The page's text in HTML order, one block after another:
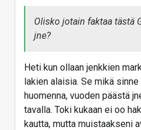
Olisko jotain faktaa tästä
jne?
Heti kun ollaan jenkkien
lakien alaisia. Se mikä sinne
huomenna, vuoden päästä
tavalla. Toki kukaan ei oo
kautta, mutta muistaakseni